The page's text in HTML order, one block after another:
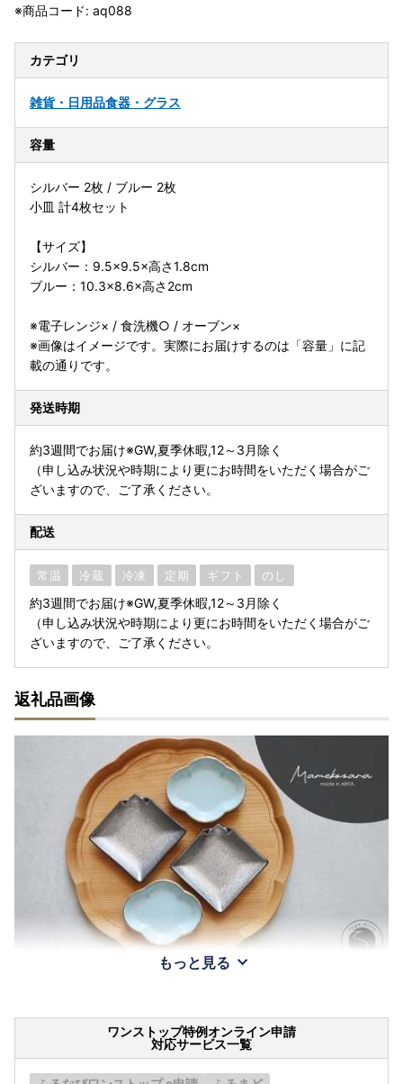
※商品コード: aq088
カテゴリ
雑貨・日用品食器・グラス
容量
シルバー 2枚 / ブルー 2枚
小皿 計4枚セット
【サイズ】
シルバー：9.5×9.5×高さ1.8cm
ブルー：10.3×8.6×高さ2cm
※電子レンジ× / 食洗機○ / オーブン×
※画像はイメージです。実際にお届けするのは「容量」に記
載の通りです。
発送時期
約3週間でお届け※GW,夏季休暇,12～3月除く
（申し込み状況や時期により更にお時間をいただく場合がご
ざいますので、ご了承ください。
配送
常温 冷蔵 冷凍 定期 ギフト のし
約3週間でお届け※GW,夏季休暇,12～3月除く
（申し込み状況や時期により更にお時間をいただく場合がご
ざいますので、ご了承ください。
返礼品画像
もっと見る
ワンストップ特例オンライン申請
対応サービス一覧